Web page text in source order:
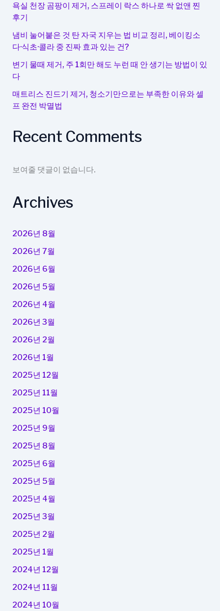
까
지,
모
두
아
기
욕실 천장 곰팡이 제거, 스프레이 락스 하나로 싹 없앤 찐
후기
냄비 눌어붙은 것 탄 자국 지우는 법 비교 정리, 베이킹소
다·식초·콜라 중 진짜 효과 있는 건?
변기 물때 제거, 주 1회만 해도 누런 때 안 생기는 방법이 있
다
매트리스 진드기 제거, 청소기만으로는 부족한 이유와 셀
프 완전 박멸법
Recent Comments
보여줄 댓글이 없습니다.
Archives
2026년 8월
2026년 7월
2026년 6월
2026년 5월
2026년 4월
2026년 3월
2026년 2월
2026년 1월
2025년 12월
2025년 11월
2025년 10월
2025년 9월
2025년 8월
2025년 6월
2025년 5월
2025년 4월
2025년 3월
2025년 2월
2025년 1월
2024년 12월
2024년 11월
2024년 10월